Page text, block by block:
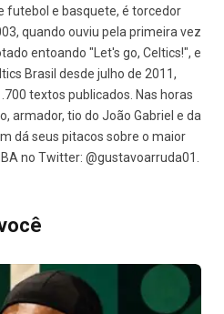
futebol e basquete, é torcedor
quando ouviu pela primeira vez
entoando "Let's go, Celtics!", e
Brasil desde julho de 2011,
textos publicados. Nas horas
armador, tio do João Gabriel e da
dá seus pitacos sobre o maior
no Twitter: @gustavoarruda01.